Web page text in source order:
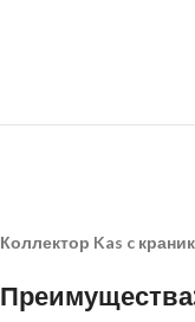
Коллектор Kas c